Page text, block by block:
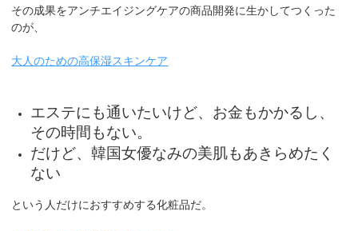
その成果をアンチエイジングケアの商品開発に生かしてつくった
のが、
大人のための高保湿スキンケア
エステにも通いたいけど、お金もかかるし、
その時間もない。
だけど、韓国女優なみの美肌もあきらめたく
ない
という人だけにおすすめする化粧品だ。